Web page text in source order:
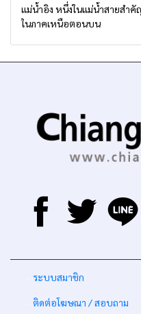
แม่น้ำอิง หนึ่งในแม่น้ำสายสำคั
ในภาคเหนือตอนบน
ระบบสมาชิก
ติดต่อโฆษณา / สอบถาม